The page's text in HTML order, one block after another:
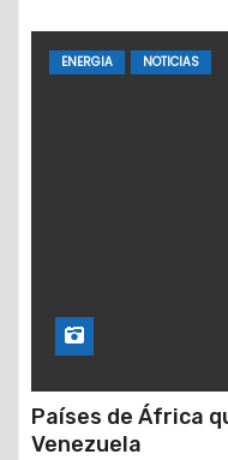
ENERGIA NOTICIAS
Países de África
Venezuela